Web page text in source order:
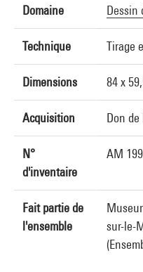
Domaine Dessin
Technique Tirage
Dimensions 84 x
Acquisition Don
N°
d'inventaire
AM
Fait partie de
l'ensemble
sur-le-